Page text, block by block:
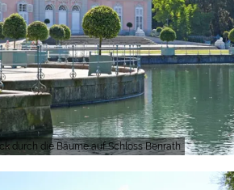
durch die Bäume auf Schloss Benrath